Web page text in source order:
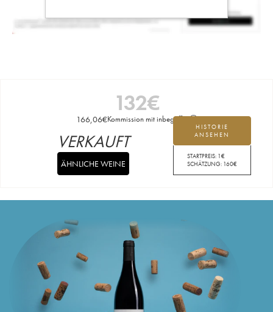
132€
166,06€Kommission mit inbegriffen
HISTORIE
ANSEHEN
STARTPREIS: 1€
SCHÄTZUNG: 160€
VERKAUFT
ÄHNLICHE WEINE